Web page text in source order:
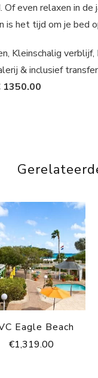
even relaxen in
is het tijd om je bed
Kleinschalig
& inclusief
1350.00
Eagle Beach
€1,319.00